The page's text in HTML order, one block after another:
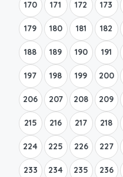
170 171 172 173
179 180 181 182
188 189 190 191
197 198 199 200
206 207 208 209
215 216 217 218
224 225 226 227
233 234 235 236